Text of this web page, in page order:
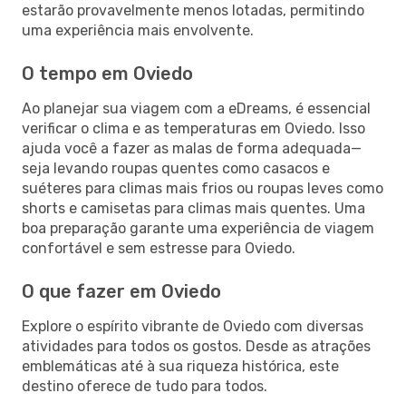
estarão provavelmente menos lotadas, permitindo
uma experiência mais envolvente.
O tempo em Oviedo
Ao planejar sua viagem com a eDreams, é essencial
verificar o clima e as temperaturas em Oviedo. Isso
ajuda você a fazer as malas de forma adequada—
seja levando roupas quentes como casacos e
suéteres para climas mais frios ou roupas leves como
shorts e camisetas para climas mais quentes. Uma
boa preparação garante uma experiência de viagem
confortável e sem estresse para Oviedo.
O que fazer em Oviedo
Explore o espírito vibrante de Oviedo com diversas
atividades para todos os gostos. Desde as atrações
emblemáticas até à sua riqueza histórica, este
destino oferece de tudo para todos.